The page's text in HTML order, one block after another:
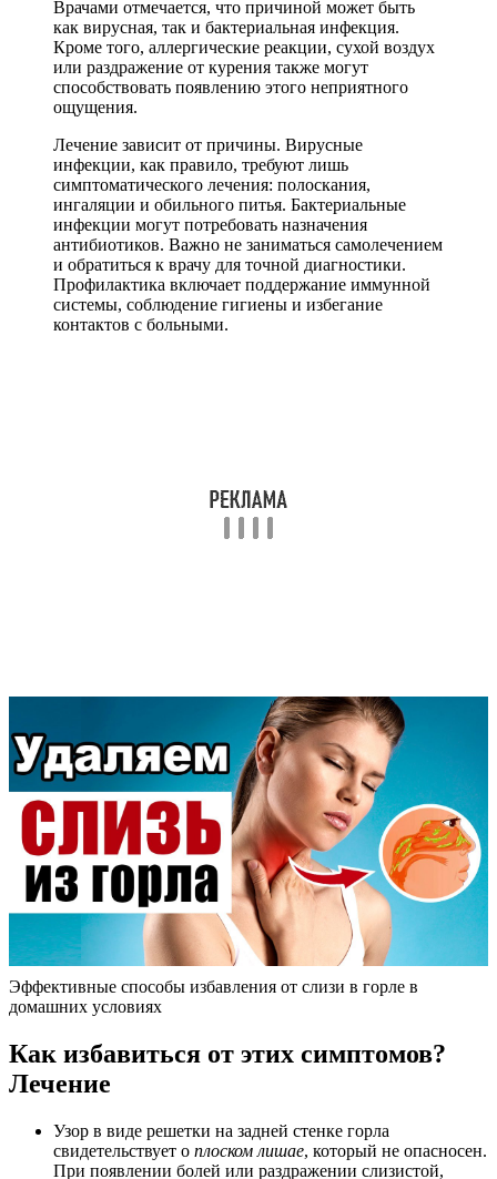
Врачами отмечается, что причиной может быть
как вирусная, так и бактериальная инфекция.
Кроме того, аллергические реакции, сухой воздух
или раздражение от курения также могут
способствовать появлению этого неприятного
ощущения.
Лечение зависит от причины. Вирусные
инфекции, как правило, требуют лишь
симптоматического лечения: полоскания,
ингаляции и обильного питья. Бактериальные
инфекции могут потребовать назначения
антибиотиков. Важно не заниматься самолечением
и обратиться к врачу для точной диагностики.
Профилактика включает поддержание иммунной
системы, соблюдение гигиены и избегание
контактов с больными.
Эффективные способы избавления от слизи в горле в
домашних условиях
Как избавиться от этих симптомов?
Лечение
Узор в виде решетки на задней стенке горла
свидетельствует о плоском лишае, который не опасносен.
При появлении болей или раздражении слизистой,